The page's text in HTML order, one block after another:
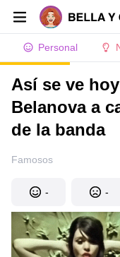
Personal
Así se ve
Belanova a
de la banda
Famosos
- -